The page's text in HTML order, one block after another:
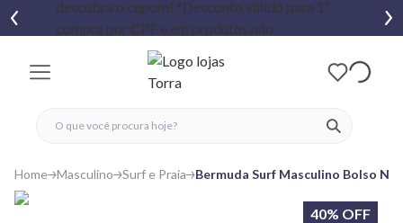
ver
fechar menu
fechar menu
favoritos
Home Masculino Surf e Praia Bermuda Surf Masculino Bolso
40% OFF